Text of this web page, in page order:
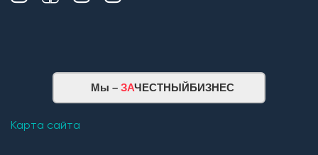
Мы – ЗАЧЕСТНЫЙБИЗНЕС
Карта сайта